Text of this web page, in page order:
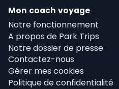
Mon coach voyage
Notre fonctionnement
A propos de Park Trips
Notre dossier de presse
Contactez-nous
Gérer mes cookies
Politique de confidentialité